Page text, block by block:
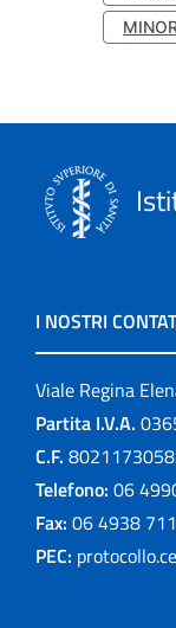
I NOSTRI
Viale Regina
Partita I.V.A.
C.F.
Telefono: 06
Fax: 06 4938
PEC: